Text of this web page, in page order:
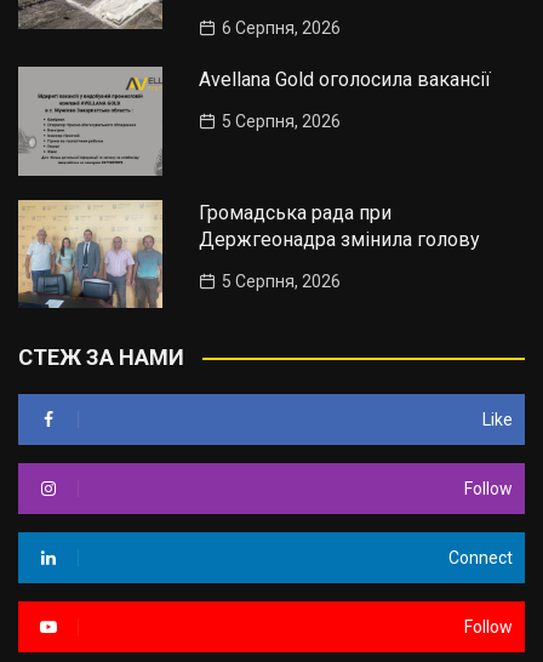
6 Серпня, 2026
Avellana Gold оголосила вакансії
5 Серпня, 2026
Громадська рада при
Держгеонадра змінила голову
5 Серпня, 2026
СТЕЖ ЗА НАМИ
Like
Follow
Connect
Follow